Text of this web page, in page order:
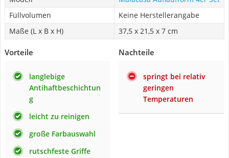
Füllvolumen
Keine Herstellerangabe
Maße (L x B x H)
37,5 x 21,5 x 7 cm
Vorteile
langlebige
Antihaftbeschichtun
g
leicht zu reinigen
große Farbauswahl
rutschfeste Griffe
Nachteile
springt bei relativ
geringen
Temperaturen